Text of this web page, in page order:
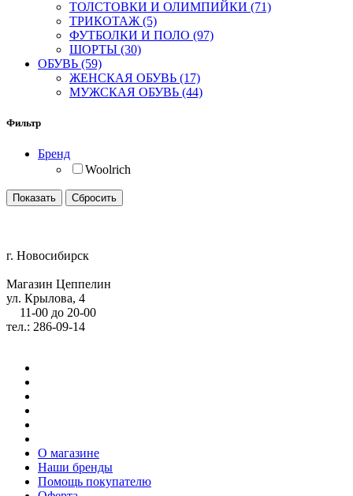
ТОЛСТОВКИ И ОЛИМПИЙКИ (71)
ТРИКОТАЖ (5)
ФУТБОЛКИ И ПОЛО (97)
ШОРТЫ (30)
ОБУВЬ (59)
ЖЕНСКАЯ ОБУВЬ (17)
МУЖСКАЯ ОБУВЬ (44)
Фильтр
Бренд
Woolrich
г. Новосибирск
Магазин Цеппелин
ул. Крылова, 4
11-00 до 20-00
тел.: 286-09-14
О магазине
Наши бренды
Помощь покупателю